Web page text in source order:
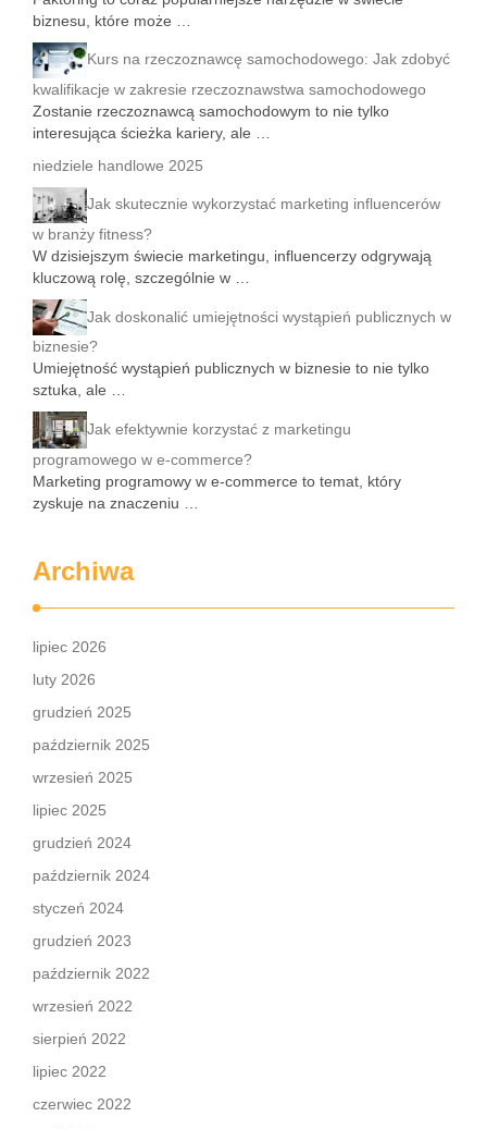
biznesu, które może …
Kurs na rzeczoznawcę samochodowego: Jak zdobyć
kwalifikacje w zakresie rzeczoznawstwa samochodowego
Zostanie rzeczoznawcą samochodowym to nie tylko
interesująca ścieżka kariery, ale …
niedziele handlowe 2025
Jak skutecznie wykorzystać marketing influencerów
w branży fitness?
W dzisiejszym świecie marketingu, influencerzy odgrywają
kluczową rolę, szczególnie w …
Jak doskonalić umiejętności wystąpień publicznych w
biznesie?
Umiejętność wystąpień publicznych w biznesie to nie tylko
sztuka, ale …
Jak efektywnie korzystać z marketingu
programowego w e-commerce?
Marketing programowy w e-commerce to temat, który
zyskuje na znaczeniu …
Archiwa
lipiec 2026
luty 2026
grudzień 2025
październik 2025
wrzesień 2025
lipiec 2025
grudzień 2024
październik 2024
styczeń 2024
grudzień 2023
październik 2022
wrzesień 2022
sierpień 2022
lipiec 2022
czerwiec 2022